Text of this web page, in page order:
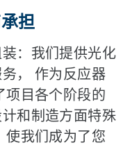
担
：我们提供光化
， 作为反应器
项目各个阶段的
和制造方面特殊
使我们成为了您